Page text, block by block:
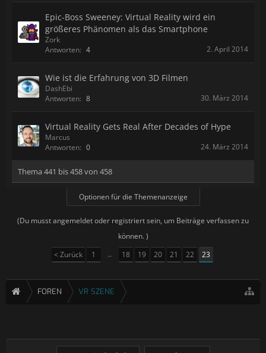
Epic-Boss Sweeney: Virtual Reality wird ein
größeres Phänomen als das Smartphone
Zork
Antworten: 4 2. April 2014
Wie ist die Erfahrung von 3D Filmen
DashEbi
Antworten: 8 30. März 2014
Virtual Reality Gets Real After Decades of Hype
Marcus
Antworten: 0 24. März 2014
Thema 441 bis 458 von 458
Optionen für die Themenanzeige
(Du musst angemeldet oder registriert sein, um Beiträge verfassen zu
können. )
< Zurück
1 ← 18 19 20 21 22 23
FOREN VR SZENE